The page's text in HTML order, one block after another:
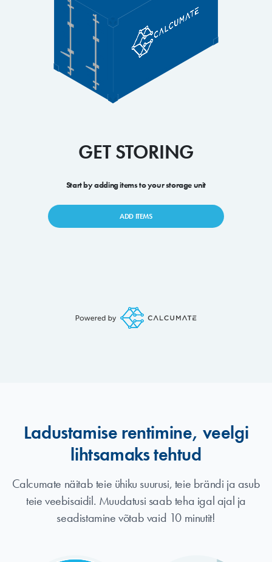
GET STORING
Start by adding items to your storage unit
ADD ITEMS
Ladustamise rentimine, veelgi
lihtsamaks tehtud
Calcumate näitab teie ühiku suurusi, teie brändi ja asub
teie veebisaidil. Muudatusi saab teha igal ajal ja
seadistamine võtab vaid 10 minutit!